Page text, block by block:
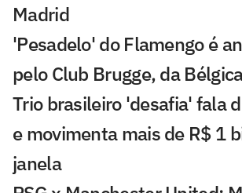
Madrid
'Pesadelo' do Flamengo é
pelo Club Brugge, da
Trio brasileiro 'desafia' fala
e movimenta mais de R$ 1
janela